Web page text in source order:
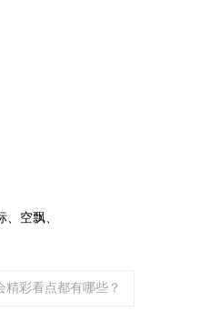
空飘、
彩看点都有哪些？